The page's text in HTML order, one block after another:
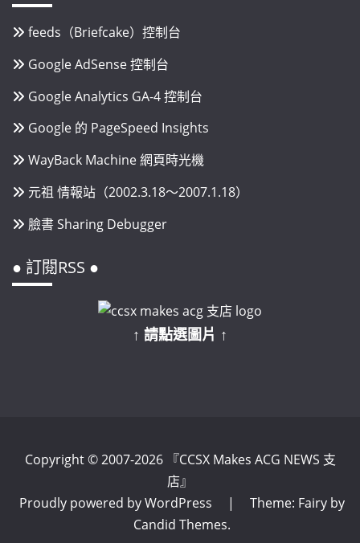
feeds（Briefcake）控制台
Google AdSense 控制台
Google Analytics GA-4 控制台
Google 的 PageSpeed Insights
WayBack Machine 網頁時光機
元祖 情報站（2002.3.18～2007.1.18）
臉書 Sharing Debugger
● 訂閱RSS ●
↑ 請點選圖片 ↑
Copyright © 2007-2026 『CCSX Makes ACG NEWS 支
店』
Proudly powered by WordPress
|
Theme: Fairy by
Candid Themes.